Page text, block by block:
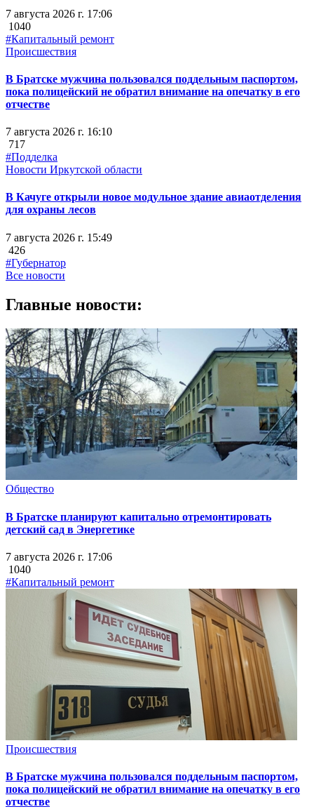
7 августа 2026 г. 17:06
1040
#Капитальный ремонт
Происшествия
В Братске мужчина пользовался поддельным паспортом,
пока полицейский не обратил внимание на опечатку в его
отчестве
7 августа 2026 г. 16:10
717
#Подделка
Новости Иркутской области
В Качуге открыли новое модульное здание авиаотделения
для охраны лесов
7 августа 2026 г. 15:49
426
#Губернатор
Все новости
Главные новости:
Общество
В Братске планируют капитально отремонтировать
детский сад в Энергетике
7 августа 2026 г. 17:06
1040
#Капитальный ремонт
Происшествия
В Братске мужчина пользовался поддельным паспортом,
пока полицейский не обратил внимание на опечатку в его
отчестве